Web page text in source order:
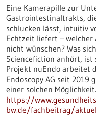
Eine Kamerapille zur
Gastrointestinaltrakts,
schlucken lässt, intuitiv
Echtzeit liefert –
nicht wünschen? Was
Sciencefiction anhört,
Projekt nuEndo arbeitet
Endoscopy AG seit
einer solchen Möglichkeit.
https://
bw.de/fachbeitrag/